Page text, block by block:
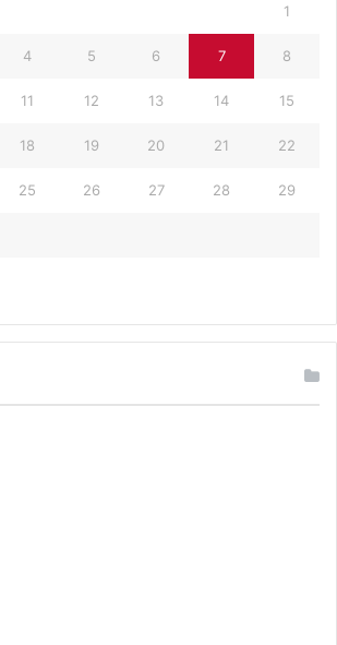
1
4 5 6 7 8
11 12 13 14 15
18 19 20 21 22
25 26 27 28 29